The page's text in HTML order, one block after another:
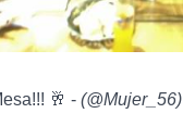
🥂 - (@Mujer_56)